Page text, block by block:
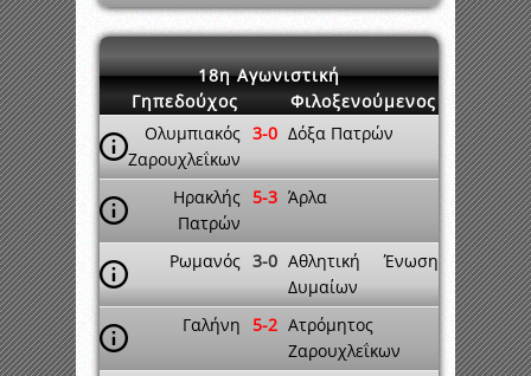
18η Αγωνιστική
Γηπεδούχος
Φιλοξενούμενος
Ολυμπιακός
Ζαρουχλεΐκων
3-0 Δόξα Πατρών
Ηρακλής
Πατρών
5-3 Άρλα
Ρωμανός 3-0 Αθλητική Ένωση
Δυμαίων
Γαλήνη
5-2 Ατρόμητος
Ζαρουχλεΐκων